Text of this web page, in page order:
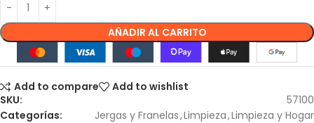
AÑADIR AL CARRITO
Add to compare
Add to wishlist
SKU:
57100
Categorías:
Jergas y Franelas,Limpieza,Limpieza y Hogar